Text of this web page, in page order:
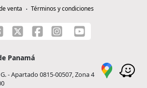
venta
Términos y condiciones
Panamá
- Apartado 0815-00507, Zona 4